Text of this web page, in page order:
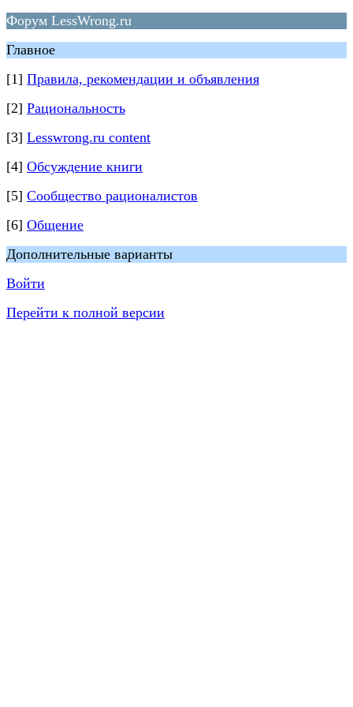
Форум LessWrong.ru
Главное
[1] Правила, рекомендации и объявления
[2] Рациональность
[3] Lesswrong.ru content
[4] Обсуждение книги
[5] Сообщество рационалистов
[6] Общение
Дополнительные варианты
Войти
Перейти к полной версии